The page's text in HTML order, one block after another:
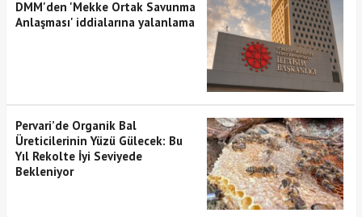
DMM'den 'Mekke Ortak Savunma
Anlaşması' iddialarına yalanlama
Pervari’de Organik Bal
Üreticilerinin Yüzü Gülecek: Bu
Yıl Rekolte İyi Seviyede
Bekleniyor